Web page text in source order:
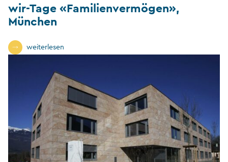
wir-Tage «Familienvermögen»,
München
weiterlesen